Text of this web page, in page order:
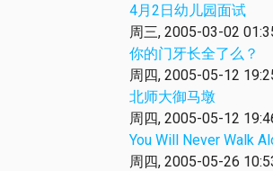
4月2日幼儿园面试
周三, 2005-03-02
你的门牙长全了么？
周四, 2005-05-12
北师大御马墩
周四, 2005-05-12
You Will Never Walk
周四, 2005-05-26